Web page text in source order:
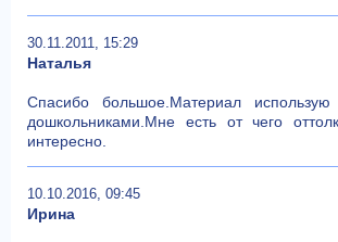
30.11.2011, 15:29
Наталья
Спасибо большое.Материал
дошкольниками.Мне есть от чего
интересно.
10.10.2016, 09:45
Ирина